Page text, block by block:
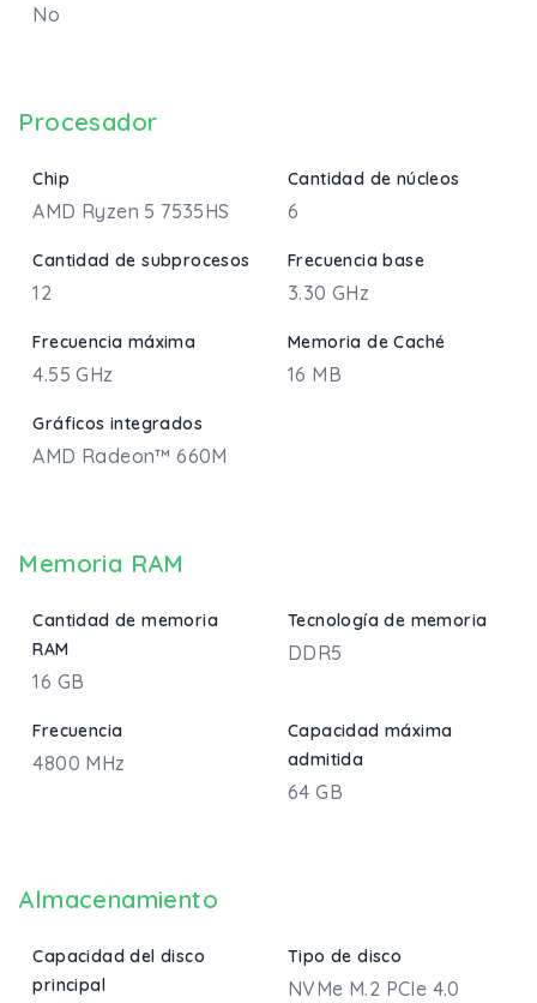
No
Procesador
Chip
AMD Ryzen 5 7535HS
Cantidad de núcleos
6
Cantidad de subprocesos
12
Frecuencia base
3.30 GHz
Frecuencia máxima
4.55 GHz
Memoria de Caché
16 MB
Gráficos integrados
AMD Radeon™ 660M
Memoria RAM
Cantidad de memoria
RAM
16 GB
Tecnología de memoria
DDR5
Frecuencia
4800 MHz
Capacidad máxima
admitida
64 GB
Almacenamiento
Capacidad del disco
principal
Tipo de disco
NVMe M.2 PCIe 4.0